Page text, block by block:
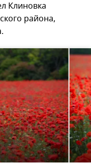
Клиновка
района,